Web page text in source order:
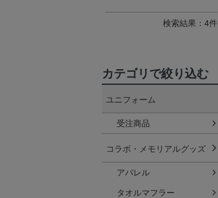
検索結果：4件
カテゴリで絞り込む
ユニフォーム
受注商品
コラボ・メモリアルグッズ
アパレル
タオルマフラー